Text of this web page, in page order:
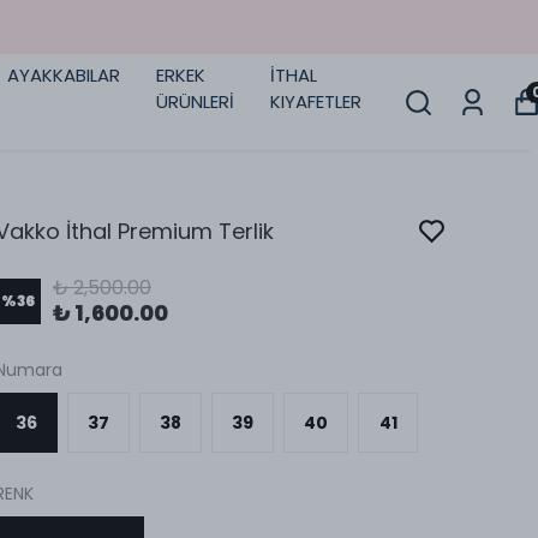
AYAKKABILAR
ERKEK
ÜRÜNLERİ
İTHAL
KIYAFETLER
İthal Premium Terlik
%36 ₺ 2,500.00
₺ 1,600.00
36 37 38 39 40 41